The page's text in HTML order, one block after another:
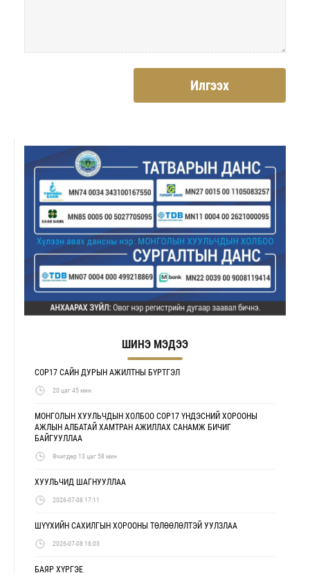
Илгээх
ШИНЭ МЭДЭЭ
COP17 САЙН ДУРЫН АЖИЛТНЫ БҮРТГЭЛ
20 цаг 45 мин
МОНГОЛЫН ХУУЛЬЧДЫН ХОЛБОО COP17 ҮНДЭСНИЙ ХОРООНЫ
АЖЛЫН АЛБАТАЙ ХАМТРАН АЖИЛЛАХ САНАМЖ БИЧИГ
БАЙГУУЛЛАА
Өчигдөр 13 цаг 58 мин
ХУУЛЬЧИД ШАГНУУЛЛАА
2026-07-08 17:11
ШҮҮХИЙН САХИЛГЫН ХОРООНЫ ТӨЛӨӨЛӨЛТЭЙ УУЛЗЛАА
2026-07-08 16:03
БАЯР ХҮРГЭЕ